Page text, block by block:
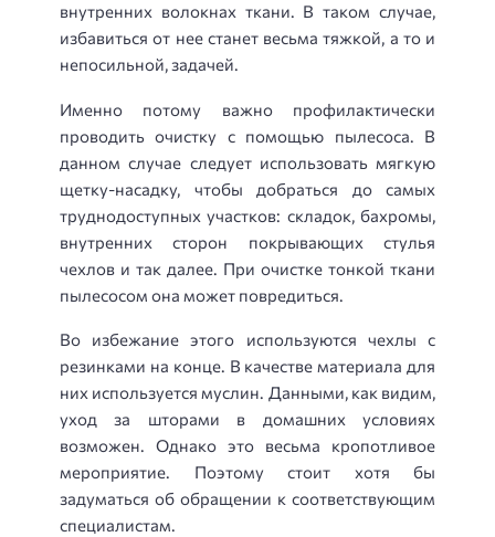
внутренних волокнах ткани. В таком случае,
избавиться от нее станет весьма тяжкой, а то и
непосильной, задачей.
Именно потому важно профилактически
проводить очистку с помощью пылесоса. В
данном случае следует использовать мягкую
щетку-насадку, чтобы добраться до самых
труднодоступных участков: складок, бахромы,
внутренних сторон покрывающих стулья
чехлов и так далее. При очистке тонкой ткани
пылесосом она может повредиться.
Во избежание этого используются чехлы с
резинками на конце. В качестве материала для
них используется муслин. Данными, как видим,
уход за шторами в домашних условиях
возможен. Однако это весьма кропотливое
мероприятие. Поэтому стоит хотя бы
задуматься об обращении к соответствующим
специалистам.